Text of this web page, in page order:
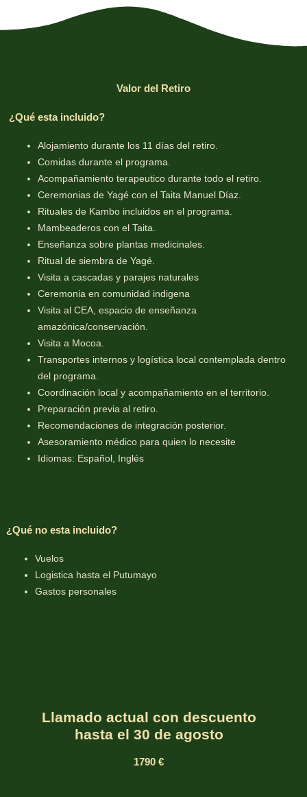
Valor del Retiro
¿Qué esta incluido?
Alojamiento durante los 11 días del retiro.
Comidas durante el programa.
Acompañamiento terapeutico durante todo el retiro.
Ceremonias de Yagé con el Taita Manuel Díaz.
Rituales de Kambo incluidos en el programa.
Mambeaderos con el Taita.
Enseñanza sobre plantas medicinales.
Ritual de siembra de Yagé.
Visita a cascadas y parajes naturales
Ceremonia en comunidad indigena
Visita al CEA, espacio de enseñanza
amazónica/conservación.
Visita a Mocoa.
Transportes internos y logística local contemplada dentro
del programa.
Coordinación local y acompañamiento en el territorio.
Preparación previa al retiro.
Recomendaciones de integración posterior.
Asesoramiento médico para quien lo necesite
Idiomas: Español, Inglés
¿Qué no esta incluido?
Vuelos
Logistica hasta el Putumayo
Gastos personales
Llamado actual con descuento
hasta el 30 de agosto
1790 €